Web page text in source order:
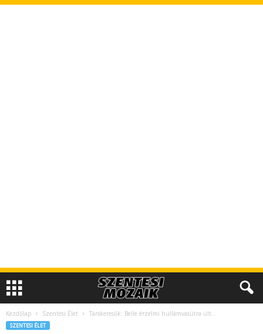
Kezdőlap Szentesi Élet Társkeresők: Belle érzelmi hullámvasútra ült…
SZENTESI ÉLET